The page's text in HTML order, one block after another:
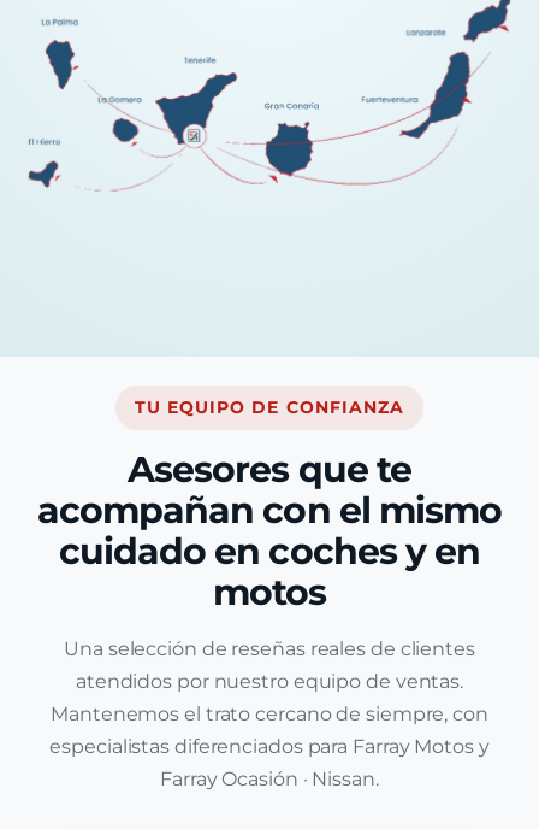
TU EQUIPO DE CONFIANZA
Asesores que te
acompañan con el mismo
cuidado en coches y en
motos
Una selección de reseñas reales de clientes
atendidos por nuestro equipo de ventas.
Mantenemos el trato cercano de siempre, con
especialistas diferenciados para Farray Motos y
Farray Ocasión · Nissan.